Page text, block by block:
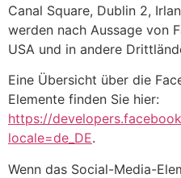
Canal Square, Dublin 2,
werden nach Aussage von
USA und in andere
Eine Übersicht über die
Elemente finden Sie hier:
https://
locale=de_DE.
Wenn das Social-Media-